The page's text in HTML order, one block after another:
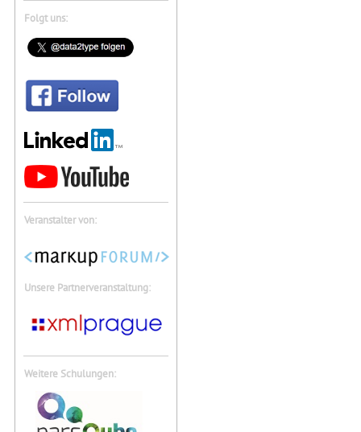
Folgt uns:
Veranstalter von:
Unsere Partnerveranstaltung:
Weitere Schulungen: